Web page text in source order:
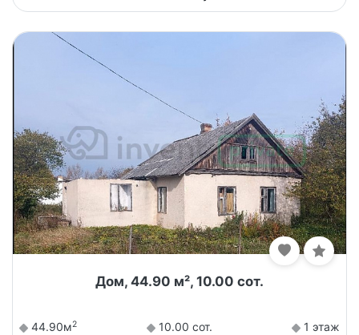
Дом, 44.90 м², 10.00 сот.
44.90м2 10.00 сот.
1 этаж